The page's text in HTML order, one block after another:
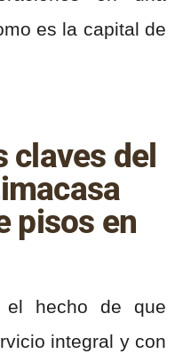
es la capital de
claves del
pisos en
el hecho de que
integral y con